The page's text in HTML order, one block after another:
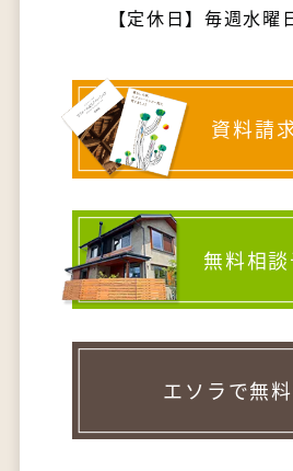
【定休日】毎週水曜
資料請
無料相
エソラで無